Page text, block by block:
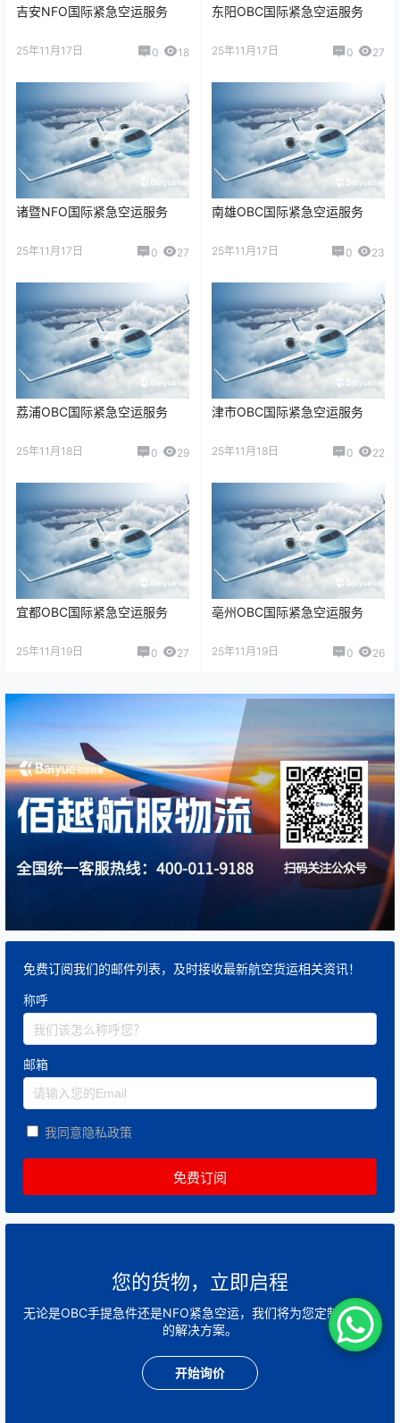
吉安NFO国际紧急空运服务
25年11月17日 0 18
东阳OBC国际紧急空运服务
25年11月17日 0 27
诸暨NFO国际紧急空运服务
25年11月17日 0 27
南雄OBC国际紧急空运服务
25年11月17日 0 23
荔浦OBC国际紧急空运服务
25年11月18日 0 29
津市OBC国际紧急空运服务
25年11月18日 0 22
宜都OBC国际紧急空运服务
25年11月19日 0 27
亳州OBC国际紧急空运服务
25年11月19日 0 26
免费订阅我们的邮件列表，及时接收最新航空货运相关资讯！
称呼
邮箱
我同意隐私政策
您的货物，立即启程
无论是OBC手提急件还是NFO紧急空运，我们将为您定制最快速
的解决方案。
开始询价